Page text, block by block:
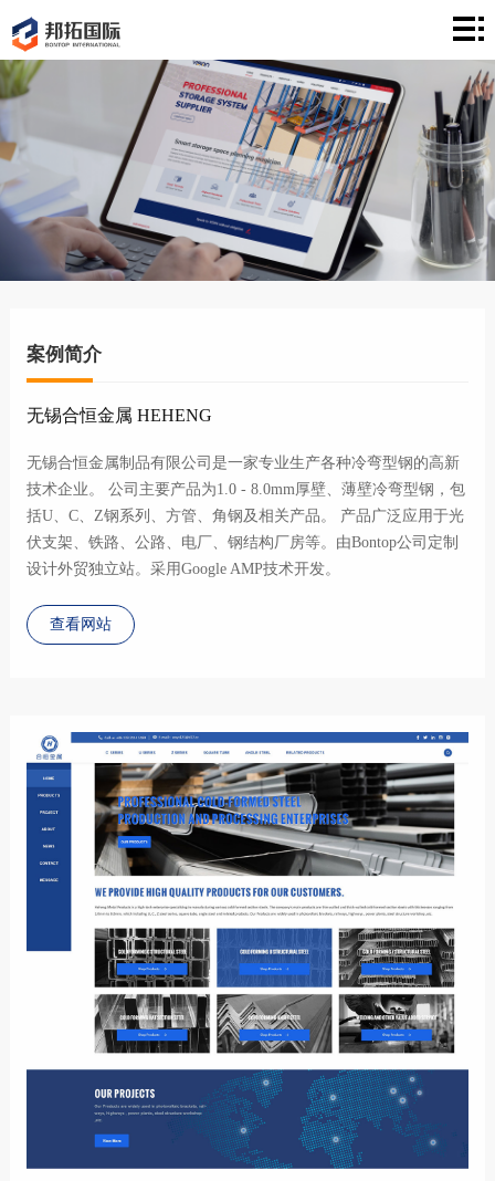
首
页
建
站
案
例
营
销
文
章
关
案例简介
无锡合恒金属 HEHENG
无锡合恒金属制品有限公司是一家专业生产各种冷弯型钢的高新
技术企业。 公司主要产品为1.0 - 8.0mm厚壁、薄壁冷弯型钢，包
括U、C、Z钢系列、方管、角钢及相关产品。 产品广泛应用于光
伏支架、铁路、公路、电厂、钢结构厂房等。由Bontop公司定制
设计外贸独立站。采用Google AMP技术开发。
查看网站